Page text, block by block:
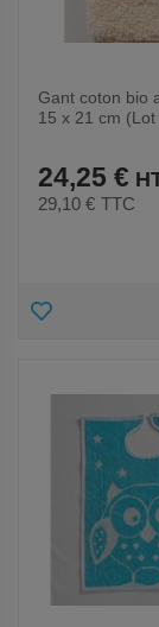
Gant coton bio
15 x 21 cm
24,25 €
29,10 € TTC
AJOUTER
FAVORIS